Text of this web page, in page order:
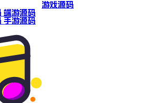
游戏源码
端游源码
手游源码